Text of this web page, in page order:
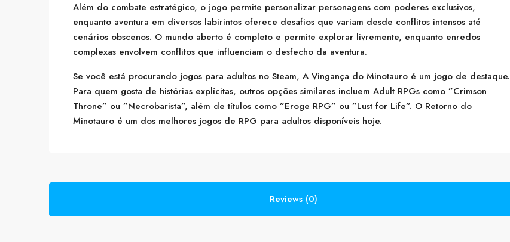
Além do combate estratégico, o jogo permite personalizar personagens com poderes exclusivos,
enquanto aventura em diversos labirintos oferece desafios que variam desde conflitos intensos até
cenários obscenos. O mundo aberto é completo e permite explorar livremente, enquanto enredos
complexas envolvem conflitos que influenciam o desfecho da aventura.
Se você está procurando jogos para adultos no Steam, A Vingança do Minotauro é um jogo de destaque.
Para quem gosta de histórias explícitas, outros opções similares incluem Adult RPGs como ”Crimson
Throne” ou ”Necrobarista”, além de títulos como ”Eroge RPG” ou ”Lust for Life”. O Retorno do
Minotauro é um dos melhores jogos de RPG para adultos disponíveis hoje.
Reviews (0)